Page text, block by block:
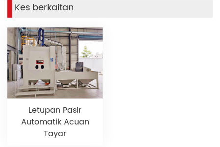
Kes berkaitan
Letupan Pasir
Automatik Acuan
Tayar